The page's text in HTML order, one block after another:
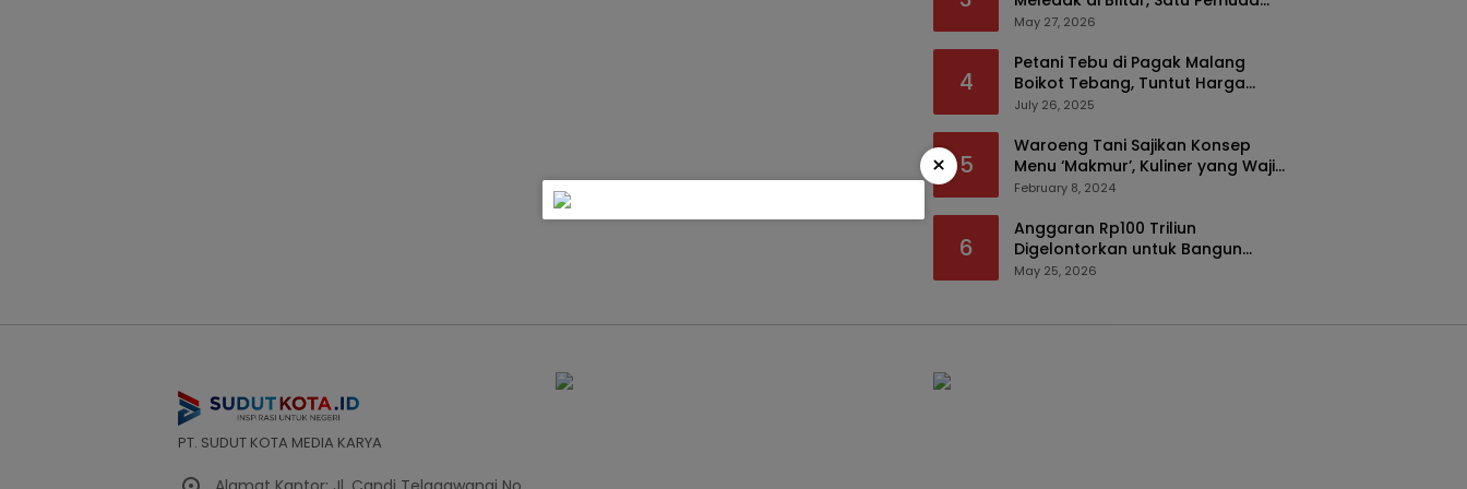
Tewas dan Dua Anak Luka Serius
May 27, 2026
4
Petani Tebu di Pagak Malang
Boikot Tebang, Tuntut Harga
yang Layak
July 26, 2025
5
Waroeng Tani Sajikan Konsep
Menu ‘Makmur’, Kuliner yang Wajib
Dikunjungi di Malang
February 8, 2024
6
Anggaran Rp100 Triliun
Digelontorkan untuk Bangun
Kembali Sumatra, Hunian Korban
May 25, 2026
PT. SUDUT KOTA MEDIA KARYA
×